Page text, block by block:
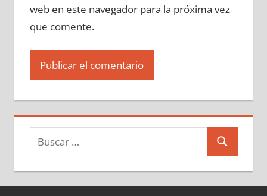
web en este navegador para la próxima vez
que comente.
Buscar